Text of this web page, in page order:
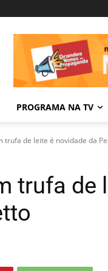
PROGRAMA NA TV
trufa de leite é novidade da
trufa de